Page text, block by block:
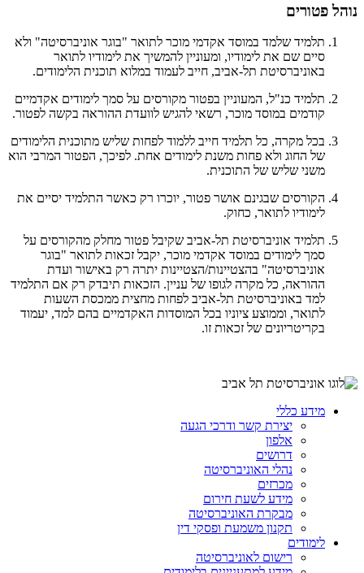
נוהל פטורים
תלמיד שלמד במוסד אקדמי מוכר לתואר "בוגר אוניברסיטה" ולא
סיים שם את לימודיו, ומעוניין להמשיך את לימודיו לתואר
באוניברסיטת תל-אביב, חייב לעמוד במלוא תוכנית הלימודים.
תלמיד כנ"ל, המעוניין בפטור מקורסים על סמך לימודים אקדמיים
קודמים במוסד מוכר, רשאי להגיש לוועדת ההוראה בקשה לפטור.
בכל מקרה, כל תלמיד חייב ללמוד לפחות שליש מתוכנית הלימודים
של החוג ולא פחות משנת לימודים אחת. לפיכך, הפטור המרבי הוא
משני שליש של התוכנית.
הקורסים שבגינם אושר פטור, יוכרו רק כאשר התלמיד יסיים את
לימודיו לתואר, כחוק.
תלמיד אוניברסיטת תל-אביב שקיבל פטור מחלק מהקורסים על
סמך לימודים במוסד אקדמי מוכר, יקבל זכאות לתואר "בוגר
אוניברסיטה" בהצטיינות/הצטיינות יתרה רק באישור ועדת
ההוראה, כל מקרה לגופו של עניין. הזכאות תיבדק רק אם התלמיד
למד באוניברסיטת תל-אביב לפחות מחצית ממכסת השעות
לתואר, וממוצע ציוניו בכל המוסדות האקדמיים בהם למד, יעמוד
בקריטריונים של זכאות זו.
מידע כללי
יצירת קשר ודרכי הגעה
אלפון
דרושים
נהלי האוניברסיטה
מכרזים
מידע לשעת חירום
מבקרת האוניברסיטה
תקנון משמעת ופסקי דין
לימודים
רישום לאוניברסיטה